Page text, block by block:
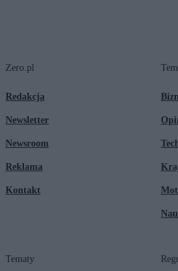
Zero.pl
Redakcja
Newsletter
Newsroom
Reklama
Kontakt
Tematy